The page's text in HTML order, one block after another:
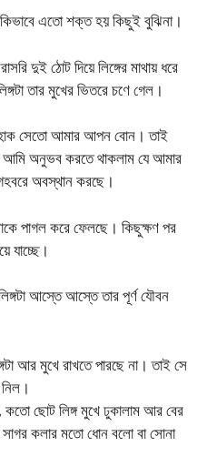
এতো শক্ত হয় কিছুই বুঝিনা।
দুই ঠোট দিয়ে লিঙ্গের মাথায় ধরে
তার মুখের ভিতরে চণে গেল।
হোক সেতো আমার আপন বোন। তাই
আমি অনুভব করতে থাকলাম যে আমার
অবস্থান করছে।
পাগল করে ফেলছে। কিছুক্ষণ পর
যাচ্ছে।
আস্তে আস্তে তার পূর্ণ যৌবন
আর মুখে রাখতে পারছে না। তাই সে
ছোট লিঙ্গ মুখে ঢুকালাম আর বের
কলার মতো ধোন বলো বা সোনা